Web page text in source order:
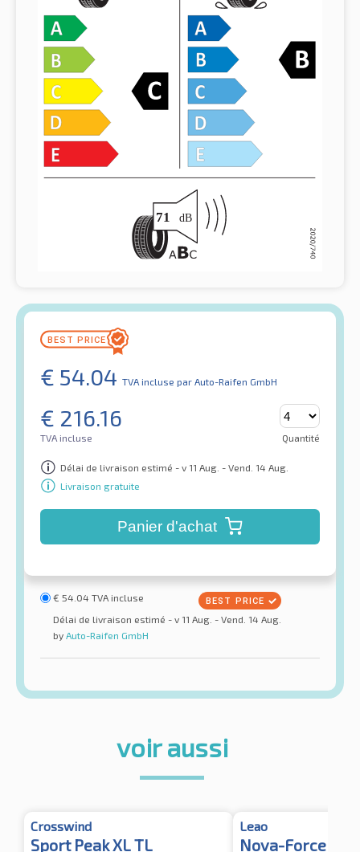
€ 54.04 TVA incluse par Auto-Raifen GmbH
€ 216.16
TVA incluse Quantité
Délai de livraison estimé - v 11 Aug. - Vend. 14 Aug.
Livraison gratuite
Panier d'achat
€ 54.04 TVA incluse
Délai de livraison estimé - v 11 Aug. - Vend. 14 Aug.
by Auto-Raifen GmbH
voir aussi
Crosswind
Sport Peak XL TL
Leao
Nova-Force